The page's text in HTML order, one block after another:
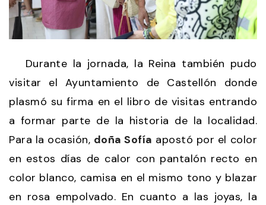
Durante la jornada, la Reina también pudo
visitar el Ayuntamiento de Castellón donde
plasmó su firma en el libro de visitas entrando
a formar parte de la historia de la localidad.
Para la ocasión, doña Sofía apostó por el color
en estos días de calor con pantalón recto en
color blanco, camisa en el mismo tono y blazar
en rosa empolvado. En cuanto a las joyas, la